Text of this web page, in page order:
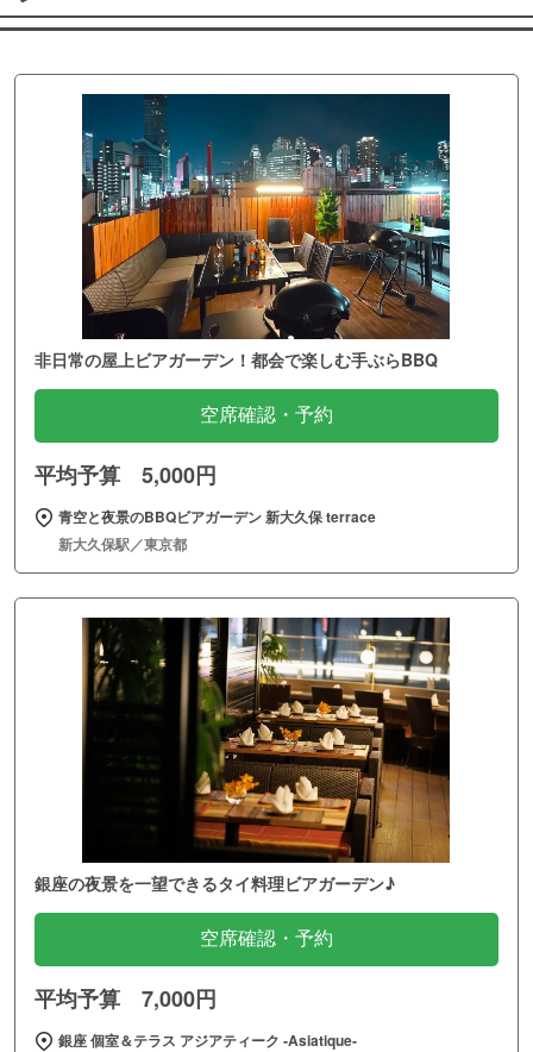
非日常の屋上ビアガーデン！都会で楽しむ手ぶらBBQ
空席確認・予約
平均予算 5,000円
青空と夜景のBBQビアガーデン 新大久保 terrace
新大久保駅／東京都
銀座の夜景を一望できるタイ料理ビアガーデン♪
空席確認・予約
平均予算 7,000円
銀座 個室＆テラス アジアティーク ‐Asiatique‐